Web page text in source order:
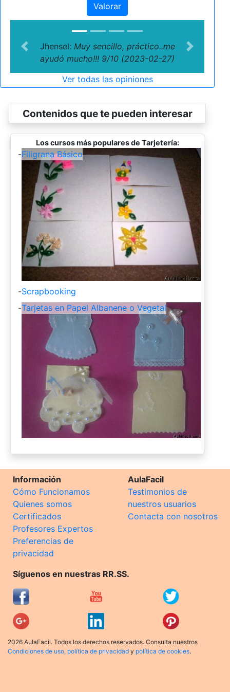
Valorar
Jhensel: Muy sencillo, práctico..me
ayudó mucho!!! 9/10 (2023-02-27)
Previous Next
Ver todas las opiniones
Contenidos que te pueden interesar
Los cursos más populares de Tarjetería:
-Filigrana Básico
-Scrapbooking
-Tarjetas en Papel Albanene o Vegetal
Información
Cómo Funcionamos
Quienes somos
Certificados
Profesores Expertos
Preferencias de
privacidad
AulaFacil
Testimonios de
nuestros usuarios
Contacta con nosotros
Síguenos en nuestras RR.SS.
2026 AulaFacil. Todos los derechos reservados. Consulta nuestros
Condiciones de uso, política de privacidad y política de cookies.